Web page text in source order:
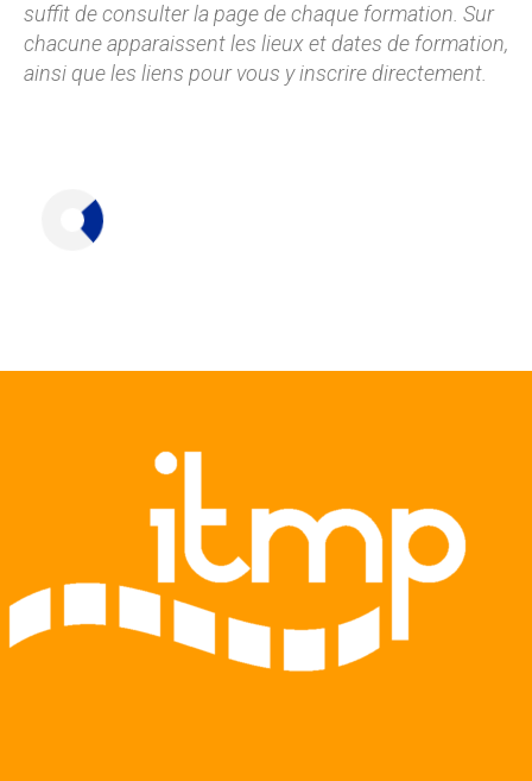
suffit de consulter la page de chaque formation. Sur
chacune apparaissent les lieux et dates de formation,
ainsi que les liens pour vous y inscrire directement.